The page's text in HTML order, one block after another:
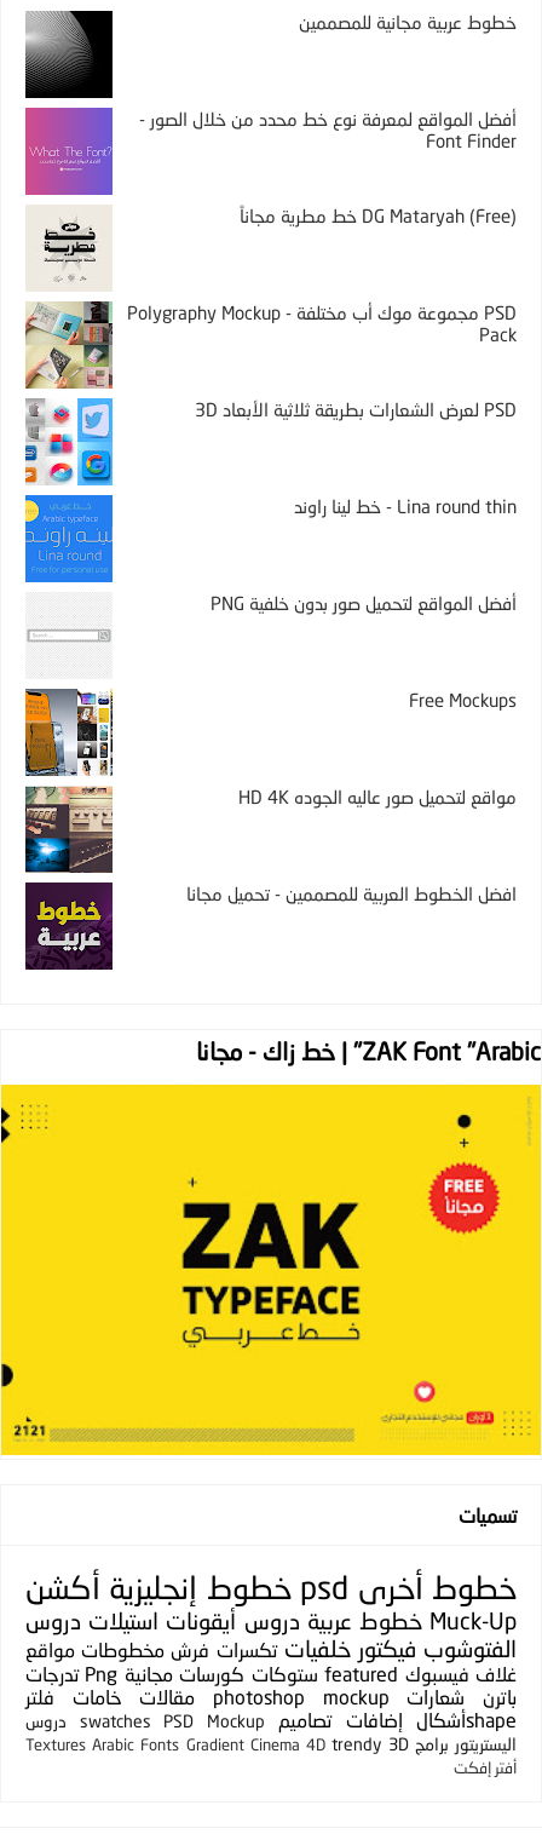
خطوط عربية مجانية للمصممين
أفضل المواقع لمعرفة نوع خط محدد من خلال الصور -
Font Finder
DG Mataryah (Free) خط مطرية مجاناً
PSD مجموعة موك أب مختلفة - Polygraphy Mockup
Pack
PSD لعرض الشعارات بطريقة ثلاثية الأبعاد 3D
Lina round thin - خط لينا راوند
أفضل المواقع لتحميل صور بدون خلفية PNG
Free Mockups
مواقع لتحميل صور عاليه الجوده HD 4K
افضل الخطوط العربية للمصممين - تحميل مجانا
ZAK Font "Arabic" | خط زاك - مجانا
تسميات
خطوط أخرى psd خطوط إنجليزية أكشن
Muck-Up خطوط عربية دروس أيقونات استيلات دروس
الفتوشوب فيكتور خلفيات تكسرات فرش مخطوطات مواقع
غلاف فيسبوك featured ستوكات كورسات مجانية Png تدرجات
باترن
شعارات photoshop mockup مقالات خامات
فلتر
shapeأشكال
إضافات تصاميم PSD Mockup
swatches
دروس
اليستريتور برامج 3D
trendy
Cinema 4D
Gradient
Arabic Fonts
Textures
أفتر إفكت